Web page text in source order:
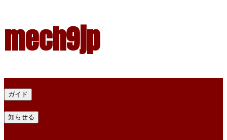
mech9jp
ガイド
知らせる